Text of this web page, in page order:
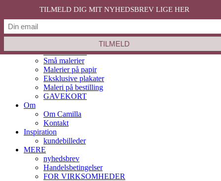
Velkommen
Shop
Store malerier
Små malerier
Malerier på papir
Eksklusive plakater
Maleri på bestilling
GAVEKORT
Om
Om Camilla
Kontakt
Inspiration
kundebilleder
MERE
nyhedsbrev
Handelsbetingelser
FOR VIRKSOMHEDER
TILMELD DIG MIT NYHEDSBREV LIGE HER